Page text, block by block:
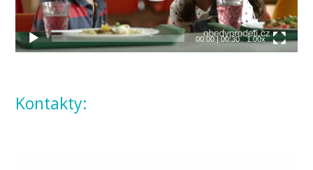
00:00|00:30 1.00x
Kontakty: